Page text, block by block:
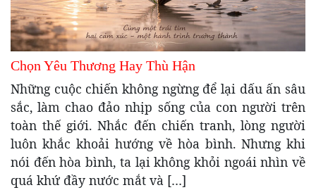
Chọn Yêu Thương Hay Thù Hận
Những cuộc chiến không ngừng để lại dấu ấn sâu
sắc, làm chao đảo nhịp sống của con người trên
toàn thế giới. Nhắc đến chiến tranh, lòng người
luôn khắc khoải hướng về hòa bình. Nhưng khi
nói đến hòa bình, ta lại không khỏi ngoái nhìn về
quá khứ đầy nước mắt và […]